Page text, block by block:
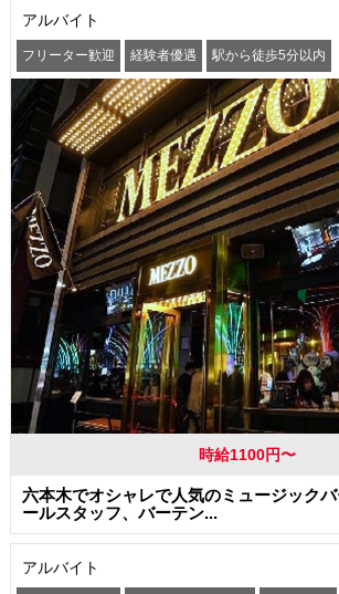
アルバイト
フリーター歓迎 経験者優遇 駅から徒歩5分以内
時給1100円〜
六本木でオシャレで人気のミュージック
ールスタッフ、バーテン...
アルバイト